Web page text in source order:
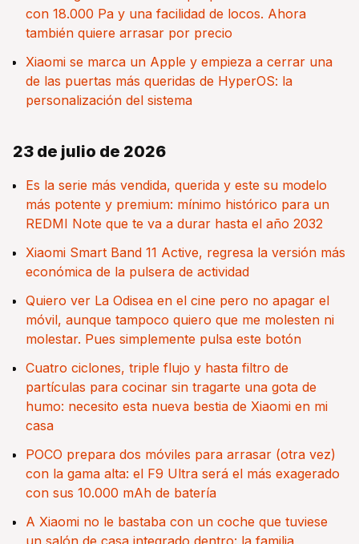
con 18.000 Pa y una facilidad de locos. Ahora
también quiere arrasar por precio
Xiaomi se marca un Apple y empieza a cerrar una
de las puertas más queridas de HyperOS: la
personalización del sistema
23 de julio de 2026
Es la serie más vendida, querida y este su modelo
más potente y premium: mínimo histórico para un
REDMI Note que te va a durar hasta el año 2032
Xiaomi Smart Band 11 Active, regresa la versión más
económica de la pulsera de actividad
Quiero ver La Odisea en el cine pero no apagar el
móvil, aunque tampoco quiero que me molesten ni
molestar. Pues simplemente pulsa este botón
Cuatro ciclones, triple flujo y hasta filtro de
partículas para cocinar sin tragarte una gota de
humo: necesito esta nueva bestia de Xiaomi en mi
casa
POCO prepara dos móviles para arrasar (otra vez)
con la gama alta: el F9 Ultra será el más exagerado
con sus 10.000 mAh de batería
A Xiaomi no le bastaba con un coche que tuviese
un salón de casa integrado dentro: la familia